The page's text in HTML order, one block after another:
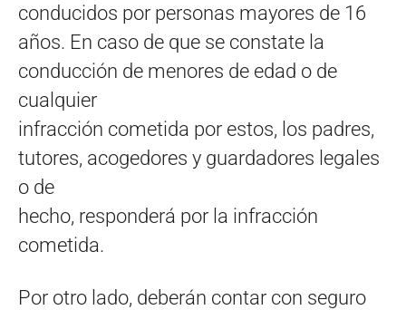
conducidos por personas mayores de 16
años. En caso de que se constate la
conducción de menores de edad o de
cualquier
infracción cometida por estos, los padres,
tutores, acogedores y guardadores legales
o de
hecho, responderá por la infracción
cometida.
Por otro lado, deberán contar con seguro